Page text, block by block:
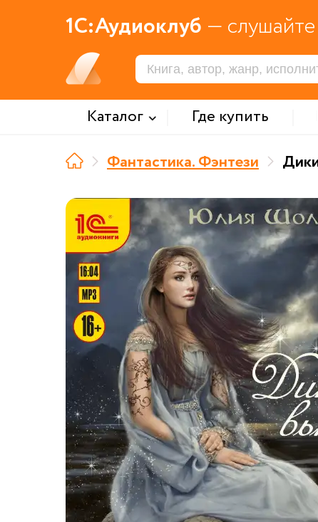
1С:Аудиоклуб —
Каталог Где купить
Фантастика. Фэнтези